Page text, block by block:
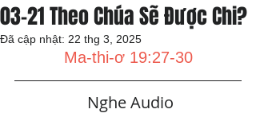
03-21 Theo Chúa Sẽ Được Chi?
Đã cập nhật: 22 thg 3, 2025
Ma-thi-ơ 19:27-30
   Nghe Audio